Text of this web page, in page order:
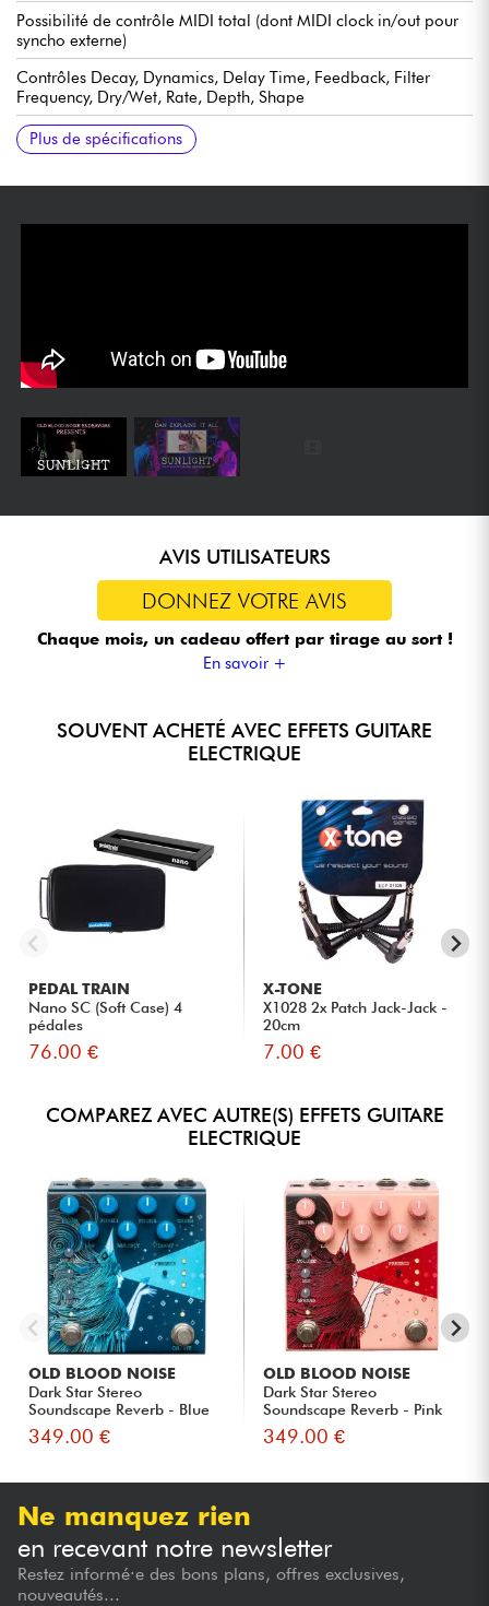
Possibilité de contrôle MIDI total (dont MIDI clock in/out pour
syncho externe)
Contrôles Decay, Dynamics, Delay Time, Feedback, Filter
Frequency, Dry/Wet, Rate, Depth, Shape
LFO assignable multi-paramètres (délai, filtre, volume)
Interrupteur auxiliaire multi-fonctions (tap tempo, sustain infini,
hold, preset)
Trails bypass ou true bypass
Fonctionne avec bloc 9VDC optionnel, centre négatif, 2.1mm,
350 mA
Manuel anglais : https://tinyurl.com/yc5spem3
Plus de spécifications
AVIS UTILISATEURS
DONNEZ VOTRE AVIS
Chaque mois, un cadeau offert par tirage au sort !
En savoir +
SOUVENT ACHETÉ AVEC EFFETS GUITARE
ELECTRIQUE
PEDAL TRAIN
Nano SC (Soft Case) 4
pédales
76.00 €
X-TONE
X1028 2x Patch Jack-Jack -
20cm
7.00 €
COMPAREZ AVEC AUTRE(S) EFFETS GUITARE
ELECTRIQUE
OLD BLOOD NOISE
Dark Star Stereo
Soundscape Reverb - Blue
349.00 €
OLD BLOOD NOISE
Dark Star Stereo
Soundscape Reverb - Pink
349.00 €
Ne manquez rien
en recevant notre newsletter
Restez informé·e des bons plans, offres exclusives,
nouveautés...